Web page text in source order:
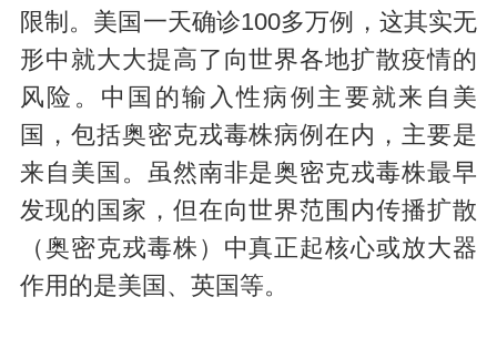
限制。美国一天确诊100多万例，这其实无
形中就大大提高了向世界各地扩散疫情的
风险。中国的输入性病例主要就来自美
国，包括奥密克戎毒株病例在内，主要是
来自美国。虽然南非是奥密克戎毒株最早
发现的国家，但在向世界范围内传播扩散
（奥密克戎毒株）中真正起核心或放大器
作用的是美国、英国等。